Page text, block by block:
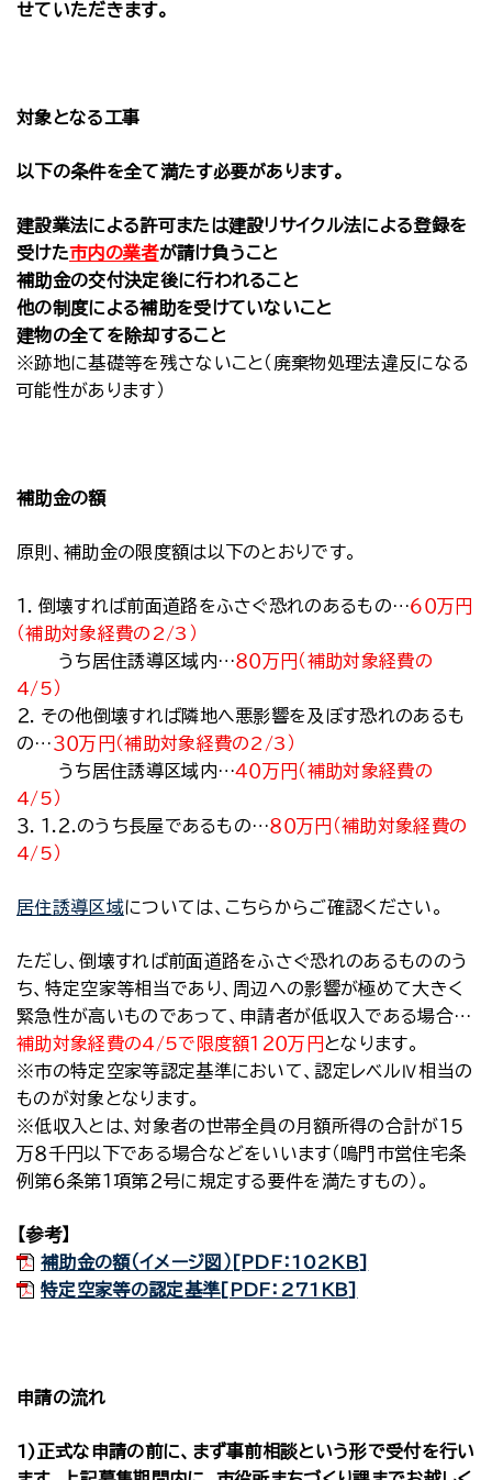
せていただきます。
対象となる工事
以下の条件を全て満たす必要があります。
建設業法による許可または建設リサイクル法による登録を
受けた市内の業者が請け負うこと
補助金の交付決定後に行われること
他の制度による補助を受けていないこと
建物の全てを除却すること
※跡地に基礎等を残さないこと（廃棄物処理法違反になる
可能性があります）
補助金の額
原則、補助金の限度額は以下のとおりです。
１．倒壊すれば前面道路をふさぐ恐れのあるもの…６０万円
（補助対象経費の2/3）
うち居住誘導区域内…８０万円（補助対象経費の
4/5）
２．その他倒壊すれば隣地へ悪影響を及ぼす恐れのあるも
の…３０万円（補助対象経費の2/3）
うち居住誘導区域内…４０万円（補助対象経費の
4/5）
３．１.２.のうち長屋であるもの…８０万円（補助対象経費の
4/5）
居住誘導区域については、こちらからご確認ください。
ただし、倒壊すれば前面道路をふさぐ恐れのあるもののう
ち、特定空家等相当であり、周辺への影響が極めて大きく
緊急性が高いものであって、申請者が低収入である場合…
補助対象経費の4/5で限度額１２０万円となります。
※市の特定空家等認定基準において、認定レベルⅣ相当の
ものが対象となります。
※低収入とは、対象者の世帯全員の月額所得の合計が１５
万８千円以下である場合などをいいます（鳴門市営住宅条
例第６条第１項第２号に規定する要件を満たすもの）。
【参考】
補助金の額（イメージ図）[PDF：102KB]
特定空家等の認定基準[PDF：271KB]
申請の流れ
1)正式な申請の前に、まず事前相談という形で受付を行い